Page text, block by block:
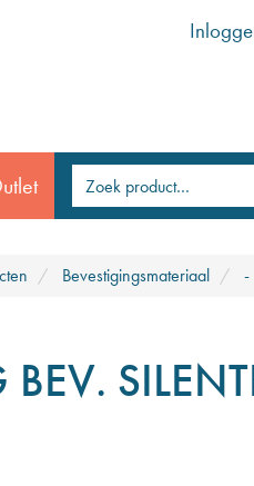
Bevestigingsmateriaal -
BEV.